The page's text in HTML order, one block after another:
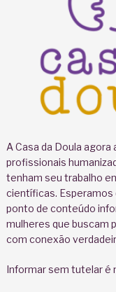
A Casa da Doula
profissionais
tenham seu trabalho
científicas. Esperamos
ponto de conteúdo
mulheres que buscam
com conexão
Informar sem tutelar é